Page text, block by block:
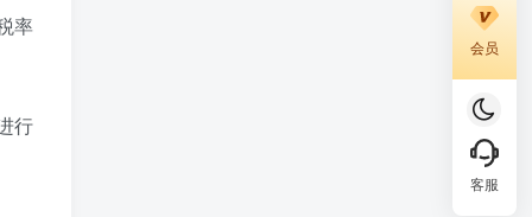
率
行
会员
客服